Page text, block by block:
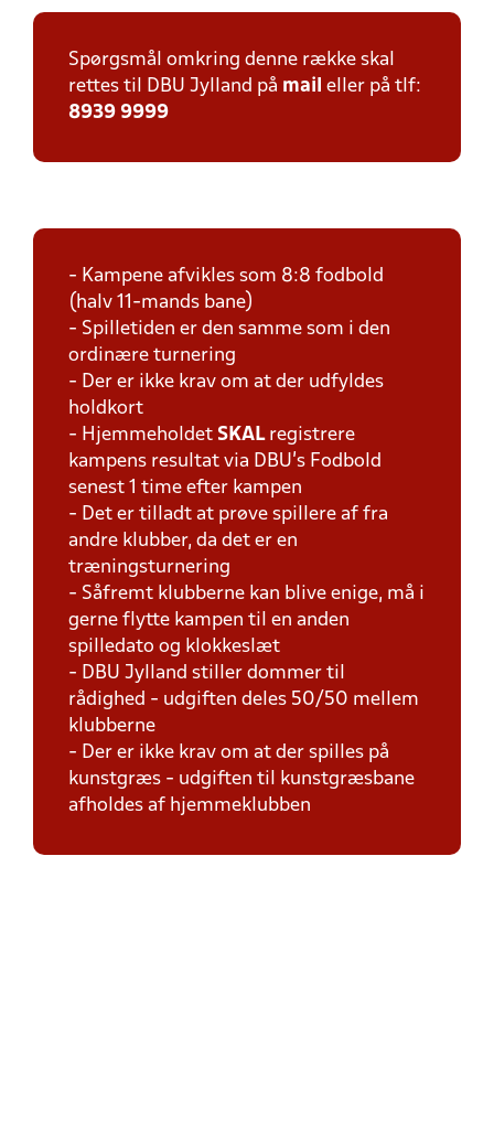
Spørgsmål omkring denne række skal
rettes til DBU Jylland på mail eller på tlf:
8939 9999
- Kampene afvikles som 8:8 fodbold
(halv 11-mands bane)
- Spilletiden er den samme som i den
ordinære turnering
- Der er ikke krav om at der udfyldes
holdkort
- Hjemmeholdet SKAL registrere
kampens resultat via DBU's Fodbold
senest 1 time efter kampen
- Det er tilladt at prøve spillere af fra
andre klubber, da det er en
træningsturnering
- Såfremt klubberne kan blive enige, må i
gerne flytte kampen til en anden
spilledato og klokkeslæt
- DBU Jylland stiller dommer til
rådighed - udgiften deles 50/50 mellem
klubberne
- Der er ikke krav om at der spilles på
kunstgræs - udgiften til kunstgræsbane
afholdes af hjemmeklubben